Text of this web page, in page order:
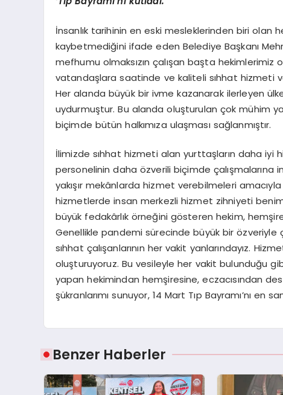
İnsanlık tarihinin en eski mesleklerinden biri olan
kaybetmediğini ifade eden Belediye Başkanı
mefhumu olmaksızın çalışan başta
vatandaşlara saatinde ve kaliteli sıhhat hizmeti
Her alanda büyük bir ivme kazanarak ilerleyen
uydurmuştur. Bu alanda oluşturulan çok mühim
biçimde bütün halkımıza ulaşması sağlanmıştır.
İlimizde sıhhat hizmeti alan yurttaşların daha iyi
personelinin daha özverili biçimde
yakışır mekânlarda hizmet verebilmeleri
hizmetlerde insan merkezli hizmet zihniyeti
büyük fedakârlık örneğini gösteren hekim,
Genellikle pandemi sürecinde büyük bir özveriyle
sıhhat çalışanlarının her vakit yanlarındayız.
oluşturuyoruz. Bu vesileyle her vakit bulunduğu
yapan hekimindan hemşiresine, eczacısından
şükranlarımı sunuyor, 14 Mart Tıp Bayramı’nı en
Benzer Haberler